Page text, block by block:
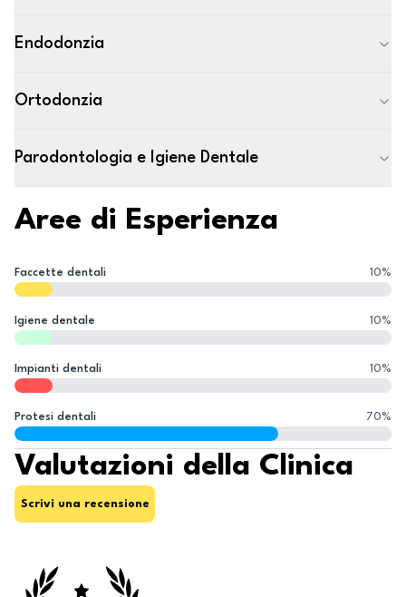
Endodonzia
Ortodonzia
Parodontologia e Igiene Dentale
Aree di Esperienza
Faccette dentali 10%
Igiene dentale 10%
Impianti dentali 10%
Protesi dentali 70%
Valutazioni della Clinica
Scrivi una recensione